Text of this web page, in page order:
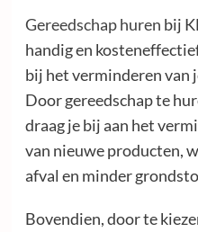
Gereedschap huren bij
handig en
bij het verminderen van
Door gereedschap te
draag je bij aan het
van nieuwe producten,
afval en minder
Bovendien, door te